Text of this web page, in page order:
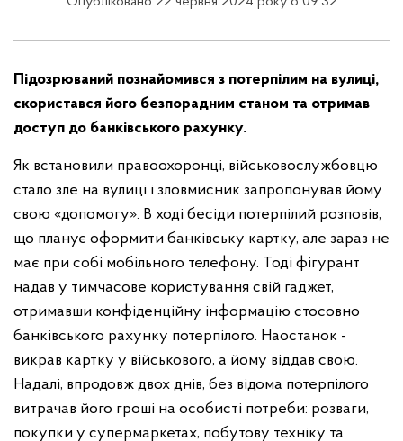
Підозрюваний познайомився з потерпілим на вулиці,
скористався його безпорадним станом та отримав
доступ до банківського рахунку.
Як встановили правоохоронці, військовослужбовцю
стало зле на вулиці і зловмисник запропонував йому
свою «допомогу». В ході бесіди потерпілий розповів,
що планує оформити банківську картку, але зараз не
має при собі мобільного телефону. Тоді фігурант
надав у тимчасове користування свій гаджет,
отримавши конфіденційну інформацію стосовно
банківського рахунку потерпілого. Наостанок -
викрав картку у військового, а йому віддав свою.
Надалі, впродовж двох днів, без відома потерпілого
витрачав його гроші на особисті потреби: розваги,
покупки у супермаркетах, побутову техніку та